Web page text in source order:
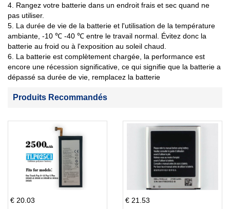
4. Rangez votre batterie dans un endroit frais et sec quand ne
pas utiliser.
5. La durée de vie de la batterie et l'utilisation de la température
ambiante, -10 ℃ -40 ℃ entre le travail normal. Évitez donc la
batterie au froid ou à l'exposition au soleil chaud.
6. La batterie est complètement chargée, la performance est
encore une récession significative, ce qui signifie que la batterie a
dépassé sa durée de vie, remplacez la batterie
Produits Recommandés
€ 20.03 € 21.53